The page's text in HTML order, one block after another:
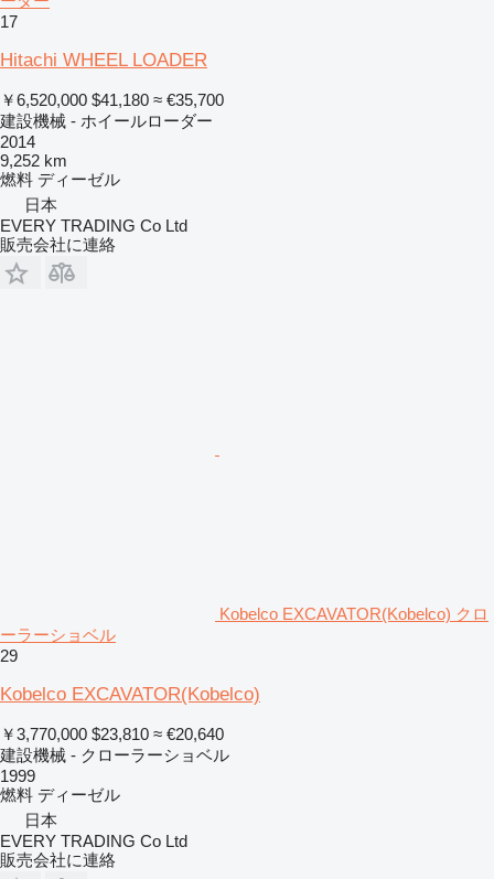
17
Hitachi WHEEL LOADER
￥6,520,000 $41,180 ≈ €35,700
建設機械 - ホイールローダー
2014
9,252 km
燃料 ディーゼル
日本
EVERY TRADING Co Ltd
販売会社に連絡
Kobelco EXCAVATOR(Kobelco) クロ
ーラーショベル
29
Kobelco EXCAVATOR(Kobelco)
￥3,770,000 $23,810 ≈ €20,640
建設機械 - クローラーショベル
1999
燃料 ディーゼル
日本
EVERY TRADING Co Ltd
販売会社に連絡